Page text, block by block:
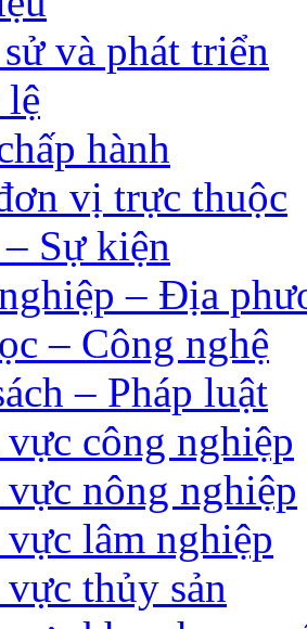
và phát triển
hành
vị trực thuộc
Sự kiện
– Địa
– Công nghệ
– Pháp luật
công nghiệp
nông nghiệp
lâm nghiệp
thủy sản